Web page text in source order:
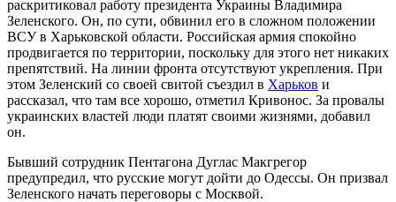
раскритиковал работу президента Украины Владимира
Зеленского. Он, по сути, обвинил его в сложном положении
ВСУ в Харьковской области. Российская армия спокойно
продвигается по территории, поскольку для этого нет никаких
препятствий. На линии фронта отсутствуют укрепления. При
этом Зеленский со своей свитой съездил в Харьков и
рассказал, что там все хорошо, отметил Кривонос. За провалы
украинских властей люди платят своими жизнями, добавил
он.
Бывший сотрудник Пентагона Дуглас Макгрегор
предупредил, что русские могут дойти до Одессы. Он призвал
Зеленского начать переговоры с Москвой.